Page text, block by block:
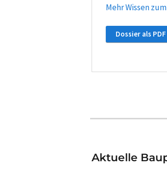
Mehr Wissen
Dossier als PDF
Aktuelle